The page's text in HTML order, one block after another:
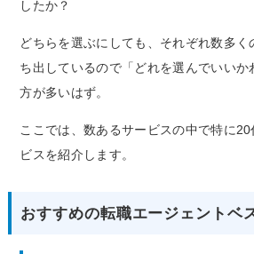
したか？
どちらを選ぶにしても、それぞれ数多
ち出しているので「どれを選んでいいか
方が多いはず。
ここでは、数あるサービスの中で特に
ビスを紹介します。
おすすめの転職エージェントベ